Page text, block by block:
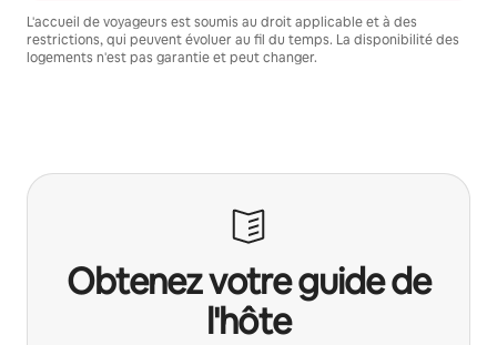
L'accueil de voyageurs est soumis au droit applicable et à des
restrictions, qui peuvent évoluer au fil du temps. La disponibilité des
logements n'est pas garantie et peut changer.
Obtenez votre guide de
l'hôte